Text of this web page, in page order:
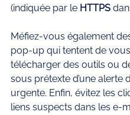
(indiquée par le HTTPS
Méfiez-vous également
pop-up qui tentent de
télécharger des outils ou
sous prétexte d’une alerte
urgente. Enfin, évitez les
liens suspects dans les e-